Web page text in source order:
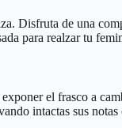
Disfruta de una
para realzar tu
el frasco a
intactas sus notas